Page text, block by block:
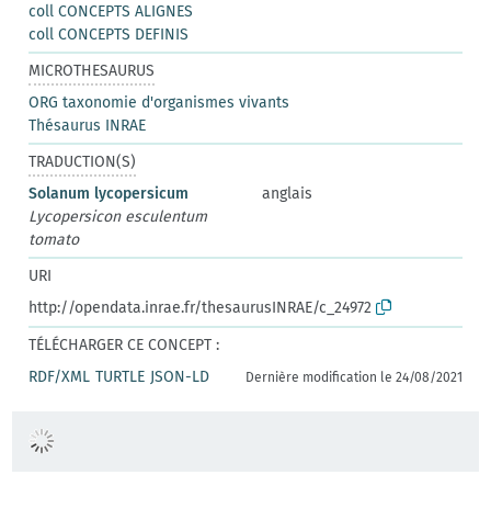
coll CONCEPTS ALIGNES
coll CONCEPTS DEFINIS
MICROTHESAURUS
ORG taxonomie d'organismes vivants
Thésaurus INRAE
TRADUCTION(S)
Solanum lycopersicum
anglais
Lycopersicon esculentum
tomato
URI
http://opendata.inrae.fr/thesaurusINRAE/c_24972
TÉLÉCHARGER CE CONCEPT :
RDF/XML TURTLE JSON-LD Dernière modification le 24/08/2021